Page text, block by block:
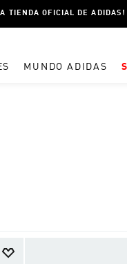
TIENDA OFICIAL DE ADIDAS!
MUNDO ADIDAS
CAMPERAS